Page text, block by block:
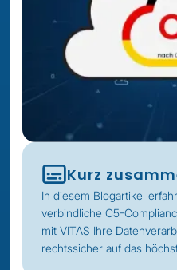
Kurz
In diesem Blogartikel
verbindliche C5-
mit VITAS Ihre
rechtssicher auf das